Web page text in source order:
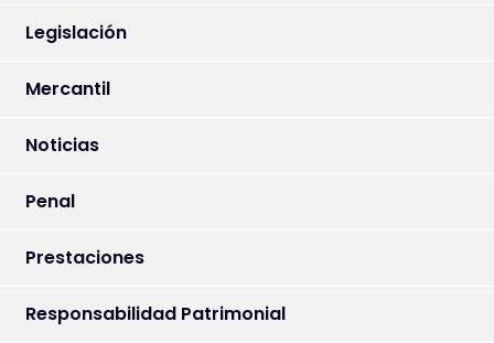
Legislación
Mercantil
Noticias
Penal
Prestaciones
Responsabilidad Patrimonial